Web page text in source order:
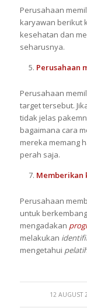
Perusahaan
karyawan berikut
kesehatan dan
seharusnya.
Perusahaan
Perusahaan
target tersebut.
tidak jelas
bagaimana cara
mereka memang
perah saja.
Memberikan
Perusahaan
untuk
mengadakan
melakukan
mengetahui
12 AUGUST
/